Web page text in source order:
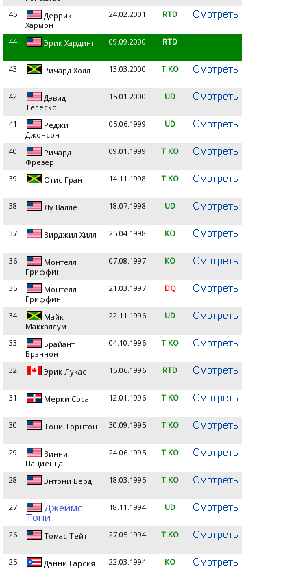
45
Деррик
Хармон
24.02.2001 RTD
44 Эрик Хардинг 09.09.2000 RTD
43 Ричард Холл 13.03.2000 T KO
42
Дэвид
Телеско
15.01.2000 UD
41
Реджи
Джонсон
05.06.1999 UD
40
Ричард
Фрезер
09.01.1999 T KO
39 Отис Грант 14.11.1998 T KO
38 Лу Валле 18.07.1998 UD
37 Вирджил Хилл 25.04.1998 KO
36
Монтелл
Гриффин
07.08.1997 KO
35
Монтелл
Гриффин
21.03.1997 DQ
34
Майк
Маккаллум
22.11.1996 UD
33
Брайант
Брэннон
04.10.1996 T KO
32 Эрик Лукас 15.06.1996 RTD
31 Мерки Соса 12.01.1996 T KO
30 Тони Торнтон 30.09.1995 T KO
29
Винни
Пациенца
24.06.1995 T KO
28 Энтони Бёрд 18.03.1995 T KO
27 Джеймс
Тони
18.11.1994 UD
26 Томас Тейт 27.05.1994 T KO
25 Дэнни Гарсия 22.03.1994 KO